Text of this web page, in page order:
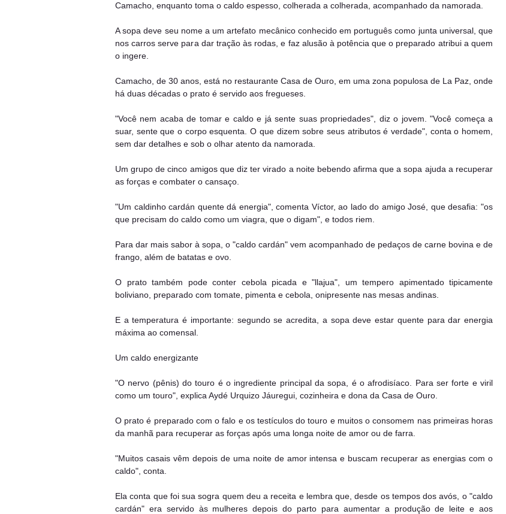
Camacho, enquanto toma o caldo espesso, colherada a colherada, acompanhado da namorada.
A sopa deve seu nome a um artefato mecânico conhecido em português como junta universal, que
nos carros serve para dar tração às rodas, e faz alusão à potência que o preparado atribui a quem
o ingere.
Camacho, de 30 anos, está no restaurante Casa de Ouro, em uma zona populosa de La Paz, onde
há duas décadas o prato é servido aos fregueses.
"Você nem acaba de tomar e caldo e já sente suas propriedades", diz o jovem. "Você começa a
suar, sente que o corpo esquenta. O que dizem sobre seus atributos é verdade", conta o homem,
sem dar detalhes e sob o olhar atento da namorada.
Um grupo de cinco amigos que diz ter virado a noite bebendo afirma que a sopa ajuda a recuperar
as forças e combater o cansaço.
"Um caldinho cardán quente dá energia", comenta Víctor, ao lado do amigo José, que desafia: "os
que precisam do caldo como um viagra, que o digam", e todos riem.
Para dar mais sabor à sopa, o "caldo cardán" vem acompanhado de pedaços de carne bovina e de
frango, além de batatas e ovo.
O prato também pode conter cebola picada e "llajua", um tempero apimentado tipicamente
boliviano, preparado com tomate, pimenta e cebola, onipresente nas mesas andinas.
E a temperatura é importante: segundo se acredita, a sopa deve estar quente para dar energia
máxima ao comensal.
Um caldo energizante
"O nervo (pênis) do touro é o ingrediente principal da sopa, é o afrodisíaco. Para ser forte e viril
como um touro", explica Aydé Urquizo Jáuregui, cozinheira e dona da Casa de Ouro.
O prato é preparado com o falo e os testículos do touro e muitos o consomem nas primeiras horas
da manhã para recuperar as forças após uma longa noite de amor ou de farra.
"Muitos casais vêm depois de uma noite de amor intensa e buscam recuperar as energias com o
caldo", conta.
Ela conta que foi sua sogra quem deu a receita e lembra que, desde os tempos dos avós, o "caldo
cardán" era servido às mulheres depois do parto para aumentar a produção de leite e aos